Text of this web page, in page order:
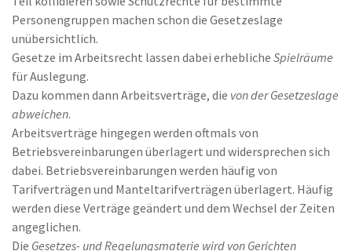
Personengruppen machen schon die Gesetzeslage
unübersichtlich.
Gesetze im Arbeitsrecht lassen dabei erhebliche Spielräume
für Auslegung.
Dazu kommen dann Arbeitsverträge, die von der Gesetzeslage
abweichen.
Arbeitsverträge hingegen werden oftmals von
Betriebsvereinbarungen überlagert und widersprechen sich
dabei. Betriebsvereinbarungen werden häufig von
Tarifverträgen und Manteltarifverträgen überlagert. Häufig
werden diese Verträge geändert und dem Wechsel der Zeiten
angeglichen.
Die Gesetzes- und Regelungsmaterie wird von Gerichten